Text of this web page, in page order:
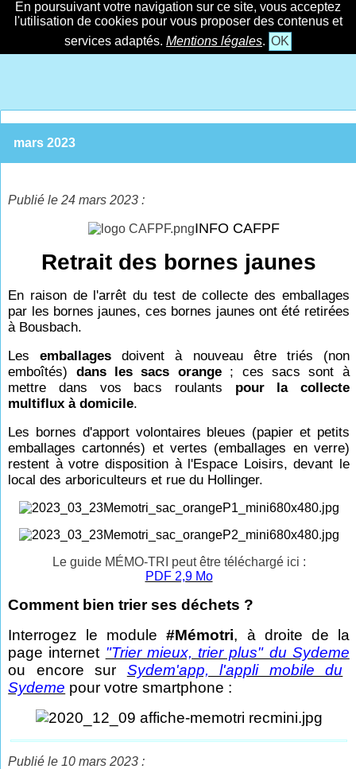
En poursuivant votre navigation sur ce site, vous acceptez
l'utilisation de cookies pour vous proposer des contenus et
services adaptés. Mentions légales. OK
mars 2023
Publié le 24 mars 2023 :
INFO CAFPF
Retrait des bornes jaunes
En raison de l'arrêt du test de collecte des emballages
par les bornes jaunes, ces bornes jaunes ont été retirées
à Bousbach.
Lesemballages doivent à nouveau être triés (non
emboîtés) dans les sacs orange ; ces sacs sont à
mettre dans vos bacs roulants pour la collecte
multiflux à domicile.
Les bornes d'apport volontaires bleues (papier et petits
emballages cartonnés) et vertes (emballages en verre)
restent à votre disposition à l'Espace Loisirs, devant le
local des arboriculteurs et rue du Hollinger.
Le guide MÉMO-TRI peut être téléchargé ici :
PDF 2,9 Mo
Comment bien trier ses déchets ?
Interrogez le module#Mémotri, à droite de la
page internet "Trier mieux, trier plus" du Sydeme
ou encore sur Sydem'app, l'appli mobile du
Sydeme pour votre smartphone :
Publié le 10 mars 2023 :